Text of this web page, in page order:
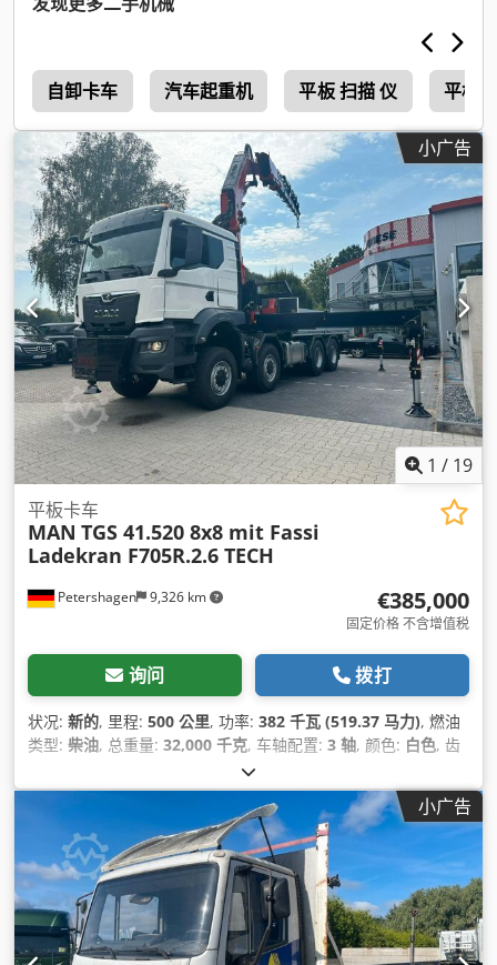
自卸卡车 汽车起重机 平板 扫描 仪 平板
小广告
1 / 19
Petershagen 9,326 km
平板卡车
MAN TGS 41.520 8x8 mit Fassi
Ladekran F705R.2.6 TECH
€385,000
固定价格 不含增值税
询问 拨打
状况: 新的, 里程: 500 公里, 功率: 382 千瓦 (519.37 马力), 燃油
类型: 柴油, 总重量: 32,000 千克, 车轴配置: 3 轴, 颜色: 白色, 齿
, 总宽度:
毫米, 制造年份:2026, 设备:导航系统, 电子稳定程序 (ESP), 空
调, 防抱死制动系统 (ABS), 驻车加热器
小广告